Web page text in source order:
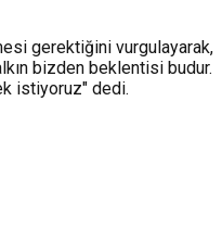
gerektiğini vurgulayarak,
bizden beklentisi budur.
istiyoruz" dedi.